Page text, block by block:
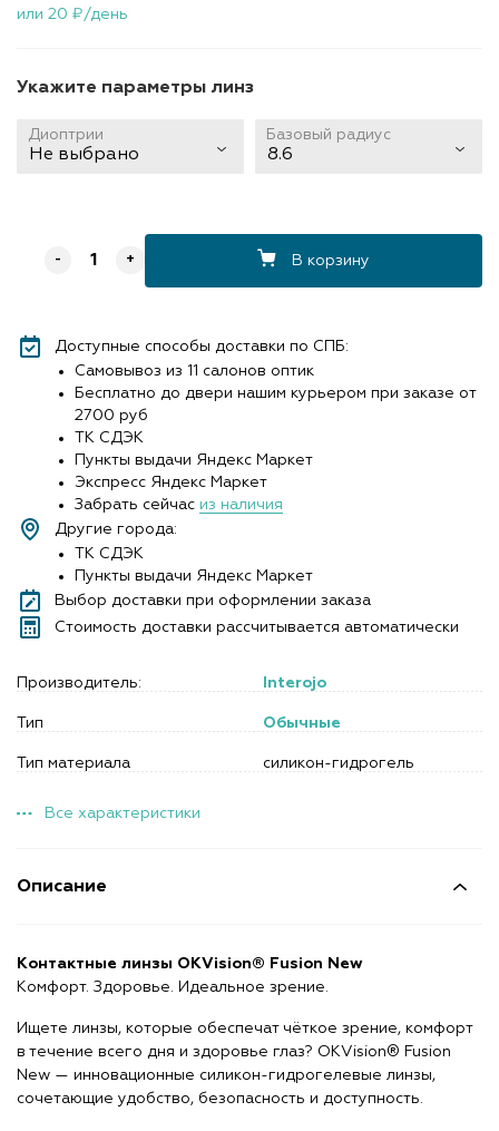
Описание
Контактные линзы OKVision® Fusion New
Комфорт. Здоровье. Идеальное зрение.
Ищете линзы, которые обеспечат чёткое зрение, комфорт
в течение всего дня и здоровье глаз? OKVision® Fusion
New — инновационные силикон-гидрогелевые линзы,
сочетающие удобство, безопасность и доступность.
или 20 ₽/день
Укажите параметры линз
Диоптрии
Не выбрано
Базовый радиус
8.6
- + В корзину
Доступные способы доставки по СПБ:
Самовывоз из 11 салонов оптик
Бесплатно до двери нашим курьером при заказе от
2700 руб
ТК СДЭК
Пункты выдачи Яндекс Маркет
Экспресс Яндекс Маркет
Забрать сейчас из наличия
Другие города:
ТК СДЭК
Пункты выдачи Яндекс Маркет
Выбор доставки при оформлении заказа
Стоимость доставки рассчитывается автоматически
Производитель: Interojo
Тип Обычные
Тип материала силикон-гидрогель
Все характеристики